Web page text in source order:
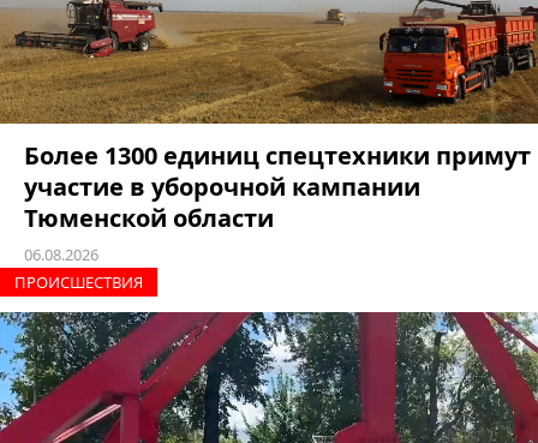
Более 1300 единиц спецтехники примут
участие в уборочной кампании
Тюменской области
06.08.2026
ПРОИCШЕСТВИЯ